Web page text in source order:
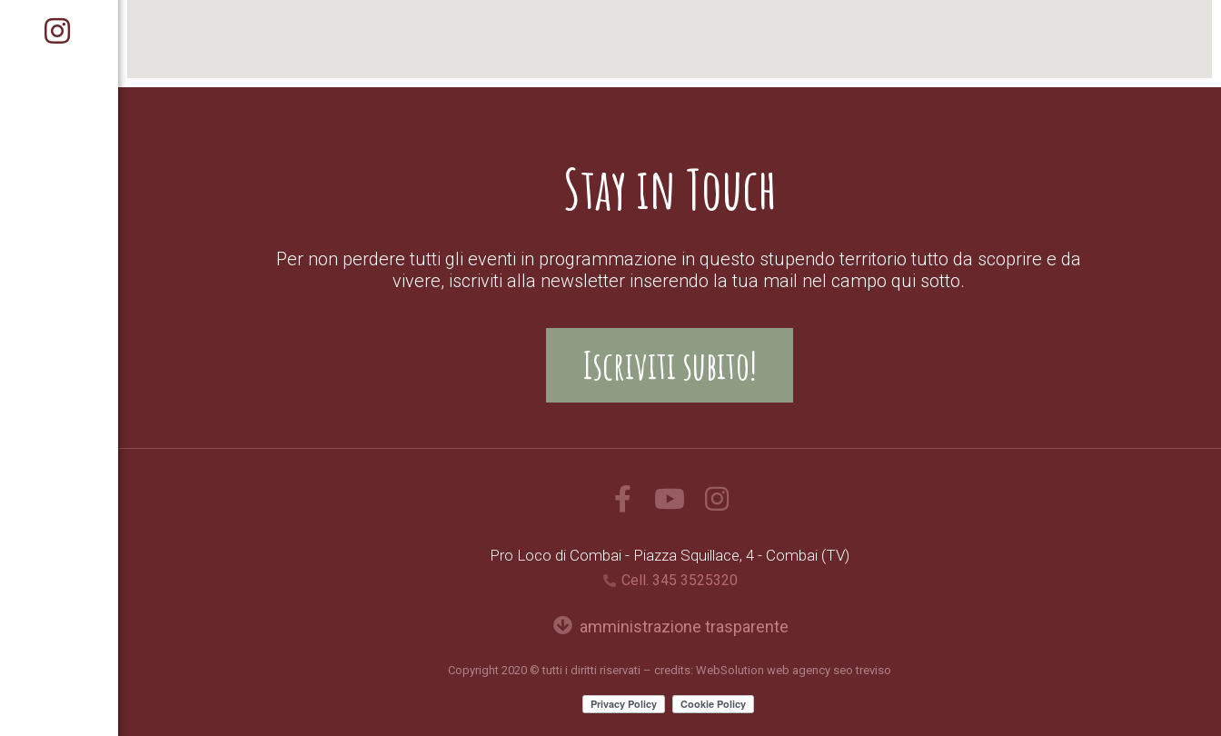
Stay in Touch
Per non perdere tutti gli eventi in programmazione in questo stupendo territorio tutto da scoprire e da
vivere, iscriviti alla newsletter inserendo la tua mail nel campo qui sotto.
Iscriviti subito!
Pro Loco di Combai - Piazza Squillace, 4 - Combai (TV)
Cell. 345 3525320
amministrazione trasparente
Copyright 2020 © tutti i diritti riservati – credits: WebSolution web agency seo treviso